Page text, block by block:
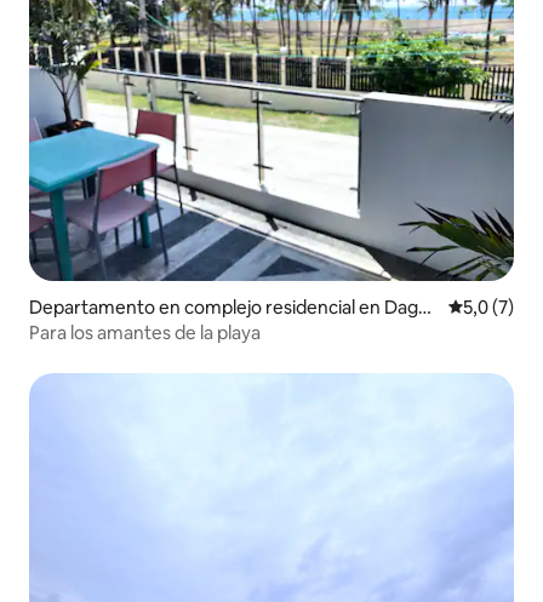
Departamento en complejo residencial en Dagu
pan
5,0 (7)
Para los amantes de la playa